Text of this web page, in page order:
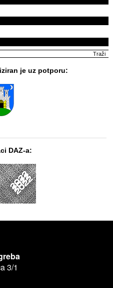
je uz potporu:
DAZ-a:
3/1